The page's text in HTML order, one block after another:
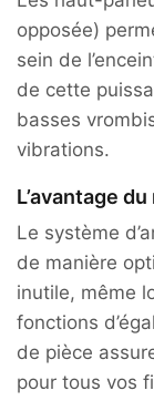
opposée)
sein de
de cette
basses
vibrations.
L’avantage
Le système
de manière
inutile, même
fonctions
de pièce
pour tous vos